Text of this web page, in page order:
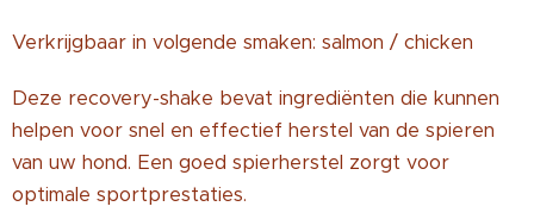
Verkrijgbaar in volgende smaken: salmon / chicken
Deze recovery-shake bevat ingrediënten die kunnen
helpen voor snel en effectief herstel van de spieren
van uw hond. Een goed spierherstel zorgt voor
optimale sportprestaties.